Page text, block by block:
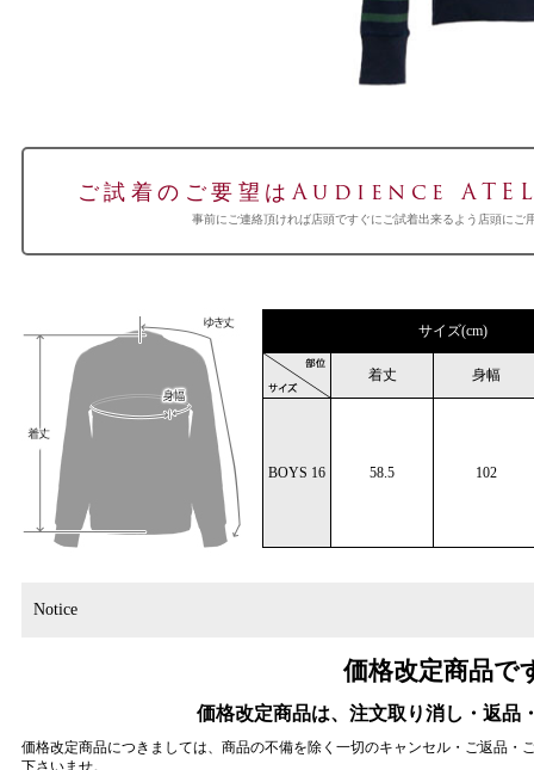
ご試着のご要望はAudience
事前にご連絡頂ければ店頭ですぐにご試着出来るよう店頭にご
サイズ(cm)
着丈 身幅
BOYS 16 58.5 102
Notice
価格改定商品で
価格改定商品は、注文取り消し・返品
価格改定商品につきましては、商品の不備を除く一切のキャンセル・ご返品・
下さいませ。